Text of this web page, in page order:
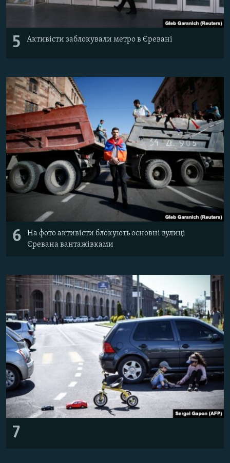
5 Активісти заблокували метро в Єревані
6
На фото активісти блокують основні вулиці
Єревана вантажівками
7